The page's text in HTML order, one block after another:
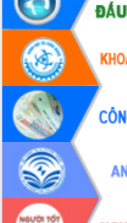
Quyết liệt cải cách hành chính, khơi
thông nguồn lực phát triển
Nâng cao hiệu lực, hiệu quả HĐND
tỉnh thông qua hiện đại hóa hành chính
Xã Ea Phê gắn cải cách hành chính với
chuyển đổi số
Phó Chủ tịch Thường trực UBND tỉnh
Hồ Thị Nguyên Thảo làm việc tại Trung
tâm Phục vụ hành chính công xã Ea
Phê
Xây dựng nền hành chính số đồng
hành cùng nông dân dân, doanh nghiệp
Giai đoạn 2026-2030, Đắk Lắk phấn
đấu có 77% xã đạt chuẩn nông thôn
Chuyển đổi số 'mở đường' cho nông
nghiệp Đắk Lắk tăng trưởng bứt phá